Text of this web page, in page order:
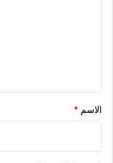
*الاسم *